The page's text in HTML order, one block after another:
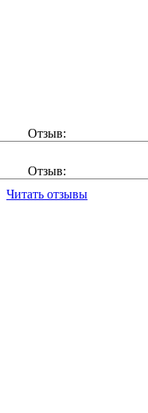
Отзыв:
Отзыв:
Читать отзывы